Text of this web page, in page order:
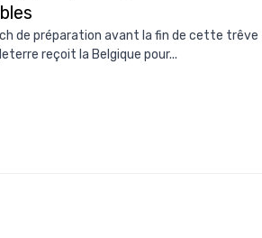
de préparation avant la fin de cette trêve
reçoit la Belgique pour...